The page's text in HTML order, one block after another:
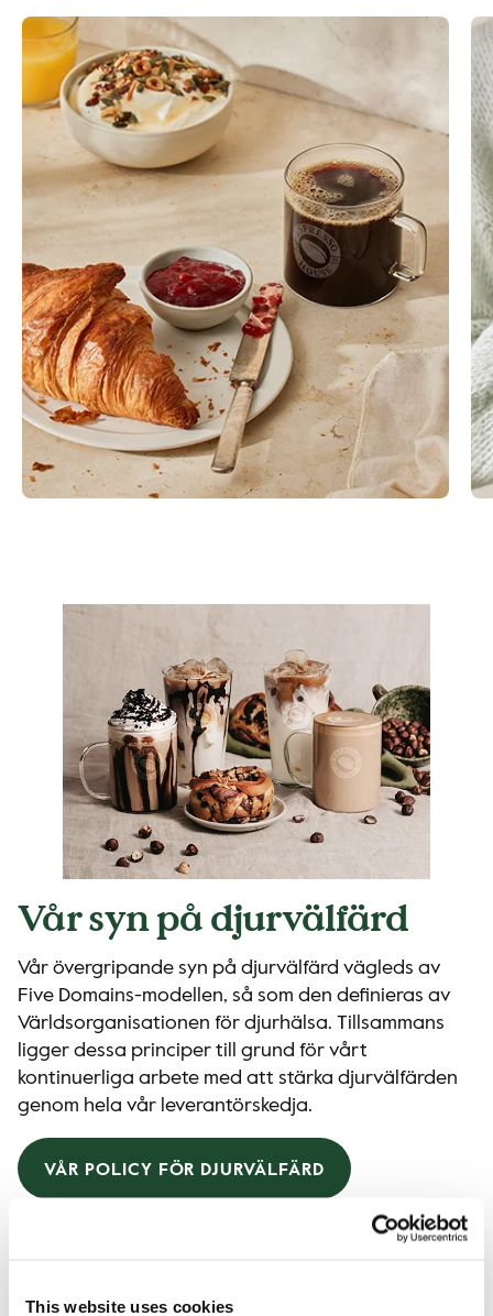
This website uses cookies
Vår syn på djurvälfärd
Vår övergripande syn på djurvälfärd vägleds av
Five Domains-modellen, så som den definieras av
Världsorganisationen för djurhälsa. Tillsammans
ligger dessa principer till grund för vårt
kontinuerliga arbete med att stärka djurvälfärden
genom hela vår leverantörskedja.
VÅR POLICY FÖR DJURVÄLFÄRD